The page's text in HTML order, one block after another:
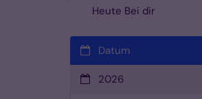
Heute Bei dir
Datum
2026